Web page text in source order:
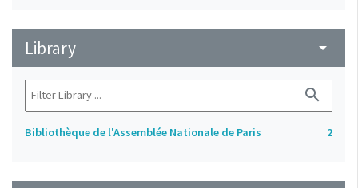
Library arrow_drop_down
search
Bibliothèque de l'Assemblée Nationale de Paris 2